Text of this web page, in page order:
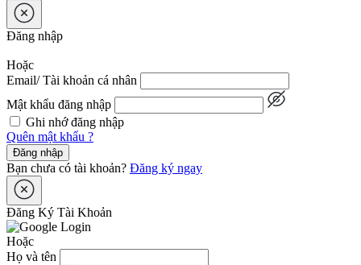
Đăng nhập
Hoặc
Email/ Tài khoản cá nhân
Mật khẩu đăng nhập
Ghi nhớ đăng nhập
Quên mật khẩu ?
Đăng nhập
Bạn chưa có tài khoản? Đăng ký ngay
Đăng Ký Tài Khoản
Hoặc
Họ và tên